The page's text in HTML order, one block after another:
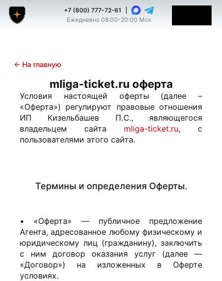
+7 (800) 777-72-61
Ежедневно 08:00-20:00 Мск
← На главную
mliga-ticket.ru оферта
Условия настоящей оферты (далее –
«Оферта») регулируют правовые отношения
ИП Кизельбашев П.С., являющегося
владельцем сайта mliga-ticket.ru, с
пользователями этого сайта.
Термины и определения Оферты.
• «Оферта» — публичное предложение
Агента, адресованное любому физическому и
юридическому лиц (гражданину), заключить
с ним договор оказания услуг (далее —
«Договор») на изложенных в Оферте
условиях.